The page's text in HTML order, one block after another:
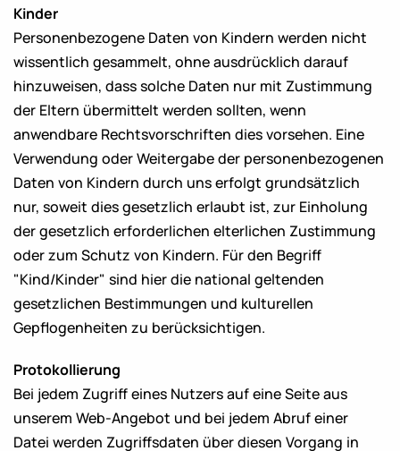
Kinder
Personenbezogene Daten von Kindern werden nicht
wissentlich gesammelt, ohne ausdrücklich darauf
hinzuweisen, dass solche Daten nur mit Zustimmung
der Eltern übermittelt werden sollten, wenn
anwendbare Rechtsvorschriften dies vorsehen. Eine
Verwendung oder Weitergabe der personenbezogenen
Daten von Kindern durch uns erfolgt grundsätzlich
nur, soweit dies gesetzlich erlaubt ist, zur Einholung
der gesetzlich erforderlichen elterlichen Zustimmung
oder zum Schutz von Kindern. Für den Begriff
"Kind/Kinder" sind hier die national geltenden
gesetzlichen Bestimmungen und kulturellen
Gepflogenheiten zu berücksichtigen.
Protokollierung
Bei jedem Zugriff eines Nutzers auf eine Seite aus
unserem Web-Angebot und bei jedem Abruf einer
Datei werden Zugriffsdaten über diesen Vorgang in